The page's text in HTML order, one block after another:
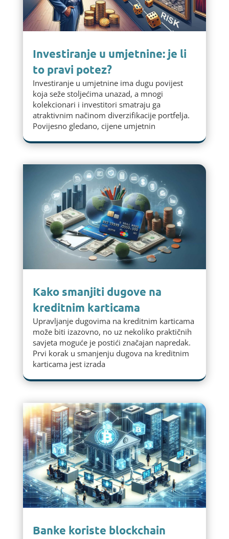
Investiranje u umjetnine: je li
to pravi potez?
Investiranje u umjetnine ima dugu povijest
koja seže stoljećima unazad, a mnogi
kolekcionari i investitori smatraju ga
atraktivnim načinom diverzifikacije portfelja.
Povijesno gledano, cijene umjetnin
Kako smanjiti dugove na
kreditnim karticama
Upravljanje dugovima na kreditnim karticama
može biti izazovno, no uz nekoliko praktičnih
savjeta moguće je postići značajan napredak.
Prvi korak u smanjenju dugova na kreditnim
karticama jest izrada
Banke koriste blockchain